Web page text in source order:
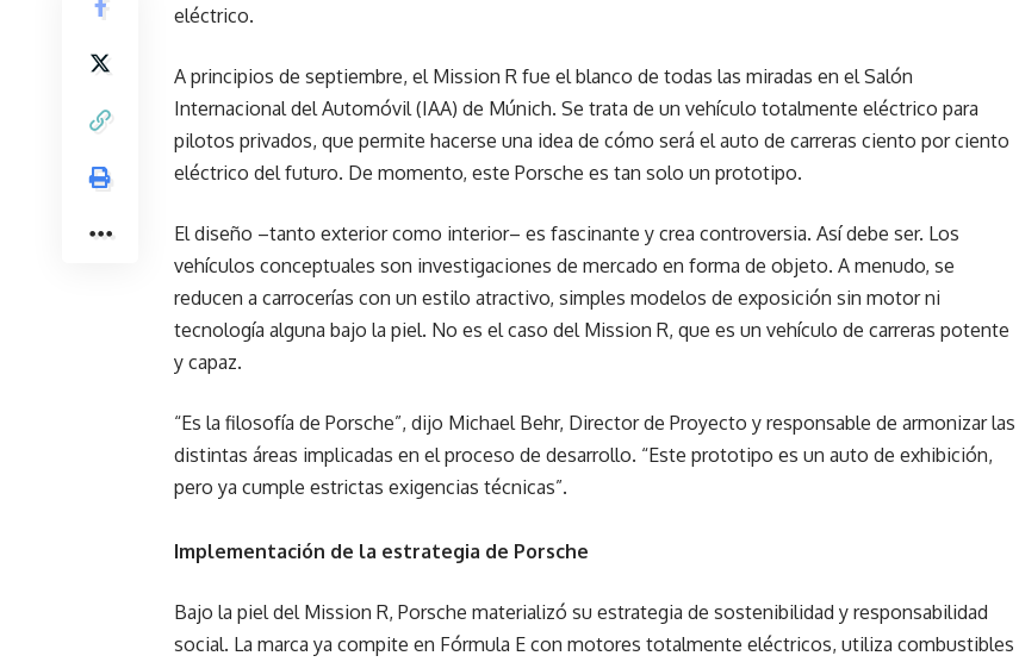
eléctrico.
A principios de septiembre, el Mission R fue el blanco de todas las miradas en el Salón
Internacional del Automóvil (IAA) de Múnich. Se trata de un vehículo totalmente eléctrico para
pilotos privados, que permite hacerse una idea de cómo será el auto de carreras ciento por ciento
eléctrico del futuro. De momento, este Porsche es tan solo un prototipo.
El diseño –tanto exterior como interior– es fascinante y crea controversia. Así debe ser. Los
vehículos conceptuales son investigaciones de mercado en forma de objeto. A menudo, se
reducen a carrocerías con un estilo atractivo, simples modelos de exposición sin motor ni
tecnología alguna bajo la piel. No es el caso del Mission R, que es un vehículo de carreras potente
y capaz.
“Es la filosofía de Porsche”, dijo Michael Behr, Director de Proyecto y responsable de armonizar las
distintas áreas implicadas en el proceso de desarrollo. “Este prototipo es un auto de exhibición,
pero ya cumple estrictas exigencias técnicas”.
Implementación de la estrategia de Porsche
Bajo la piel del Mission R, Porsche materializó su estrategia de sostenibilidad y responsabilidad
social. La marca ya compite en Fórmula E con motores totalmente eléctricos, utiliza combustibles